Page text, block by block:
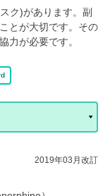
ク)があります。副
とが大切です。その
力が必要です。
2019年03月改訂